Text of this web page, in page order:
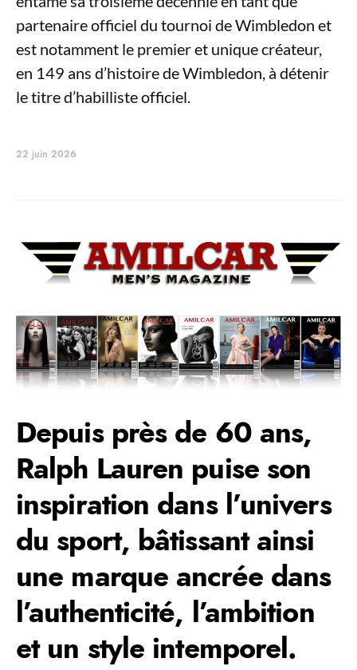
partenaire officiel du tournoi de Wimbledon et
est notamment le premier et unique créateur,
en 149 ans d’histoire de Wimbledon, à détenir
le titre d’habilliste officiel.
22 juin 2026
Depuis près de 60 ans,
Ralph Lauren puise son
inspiration dans l’univers
du sport, bâtissant ainsi
une marque ancrée dans
l’authenticité, l’ambition
et un style intemporel.